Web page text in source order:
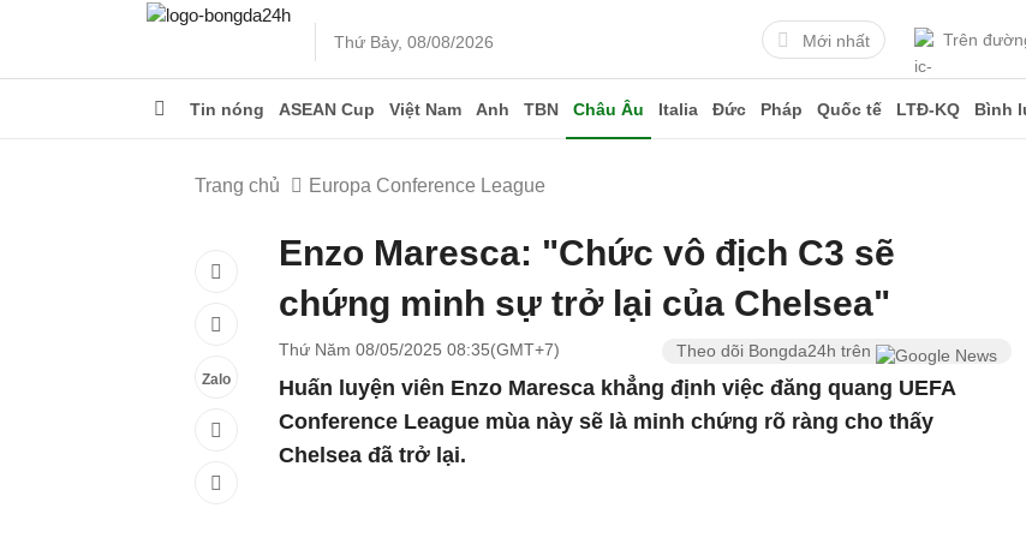
Thứ Bảy, 08/08/2026 Mới nhất Trên
Tin nóng ASEAN Cup Việt Nam Anh TBN Châu Âu Italia Đức Pháp Quốc tế LTĐ-KQ Bình
Trang chủ Europa Conference League
Zalo
Enzo Maresca: "Chức vô địch C3 sẽ
chứng minh sự trở lại của Chelsea"
Thứ Năm 08/05/2025 08:35(GMT+7) Theo dõi Bongda24h trên
Huấn luyện viên Enzo Maresca khẳng định việc đăng quang UEFA
Conference League mùa này sẽ là minh chứng rõ ràng cho thấy
Chelsea đã trở lại.